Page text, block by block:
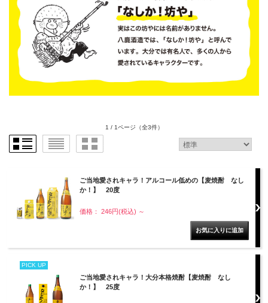
1 / 1ページ （全3件）
ご当地愛されキャラ！アルコール低めの【麦焼酎 なし
か！】 20度
価格： 246円(税込) ～
PICK UP
ご当地愛されキャラ！大分本格焼酎【麦焼酎 なし
か！】 25度